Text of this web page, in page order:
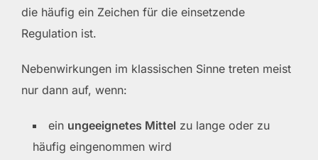
die häufig ein Zeichen für die einsetzende
Regulation ist.
Nebenwirkungen im klassischen Sinne treten meist
nur dann auf, wenn:
ein ungeeignetes Mittel zu lange oder zu
häufig eingenommen wird